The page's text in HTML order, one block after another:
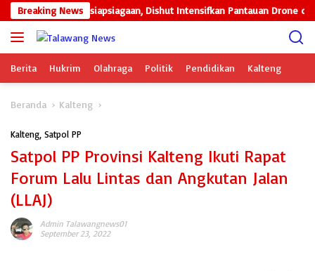
Langsung
ke
konten
Breaking News
Instruksikan Kesiapsiagaan, Dishut Intensifkan Pantauan Drone di
Berita Hukrim Olahraga Politik Pendidikan Kalteng
Beranda Kalteng
Kalteng Satpol PP
Satpol PP Provinsi Kalteng Ikuti Rapat
Forum Lalu Lintas dan Angkutan Jalan
(LLAJ)
Admin Talawangnews01
September 23, 2022